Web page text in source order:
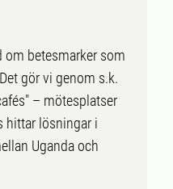
om betesmarker som
gör vi genom s.k.
– mötesplatser
hittar lösningar i
Uganda och